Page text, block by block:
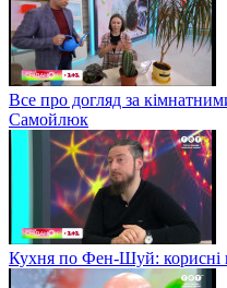
Все про догляд за
Самойлюк
Кухня по Фен-Шуй: корисні